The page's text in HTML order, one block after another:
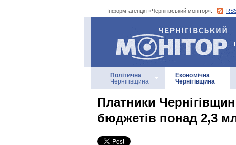
Інформ-агенція «Чернігівський монітор»:
Інформ-агенція
«Чернігівський монітор»
Політична
Чернігівщина
Економічна
Чернігівщина
Платники
бюджетів понад 2,3